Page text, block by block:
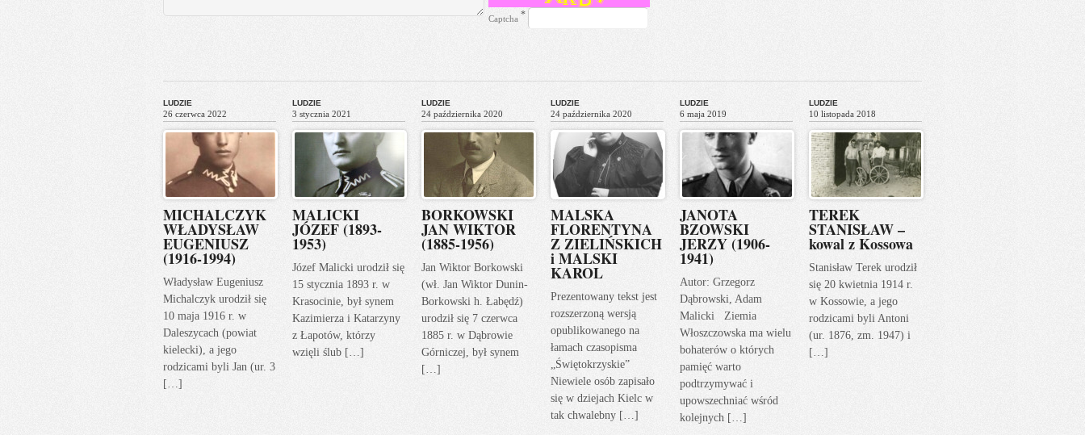
Captcha *
LUDZIE
26 czerwca 2022
MICHALCZYK
WŁADYSŁAW
EUGENIUSZ
(1916-1994)
Władysław Eugeniusz
Michalczyk urodził się
10 maja 1916 r. w
Daleszycach (powiat
kielecki), a jego
rodzicami byli Jan (ur. 3
[…]
LUDZIE
3 stycznia 2021
MALICKI
JÓZEF (1893-
1953)
Józef Malicki urodził się
15 stycznia 1893 r. w
Krasocinie, był synem
Kazimierza i Katarzyny
z Łapotów, którzy
wzięli ślub […]
LUDZIE
24 października 2020
BORKOWSKI
JAN WIKTOR
(1885-1956)
Jan Wiktor Borkowski
(wł. Jan Wiktor Dunin-
Borkowski h. Łabędź)
urodził się 7 czerwca
1885 r. w Dąbrowie
Górniczej, był synem
[…]
LUDZIE
24 października 2020
MALSKA
FLORENTYNA
Z ZIELIŃSKICH
i MALSKI
KAROL
Prezentowany tekst jest
rozszerzoną wersją
opublikowanego na
łamach czasopisma
„Świętokrzyskie”
Niewiele osób zapisało
się w dziejach Kielc w
tak chwalebny […]
LUDZIE
6 maja 2019
JANOTA
BZOWSKI
JERZY (1906-
1941)
Autor: Grzegorz
Dąbrowski, Adam
Malicki Ziemia
Włoszczowska ma wielu
bohaterów o których
pamięć warto
podtrzymywać i
upowszechniać wśród
kolejnych […]
LUDZIE
10 listopada 2018
TEREK
STANISŁAW –
kowal z Kossowa
Stanisław Terek urodził
się 20 kwietnia 1914 r.
w Kossowie, a jego
rodzicami byli Antoni
(ur. 1876, zm. 1947) i
[…]